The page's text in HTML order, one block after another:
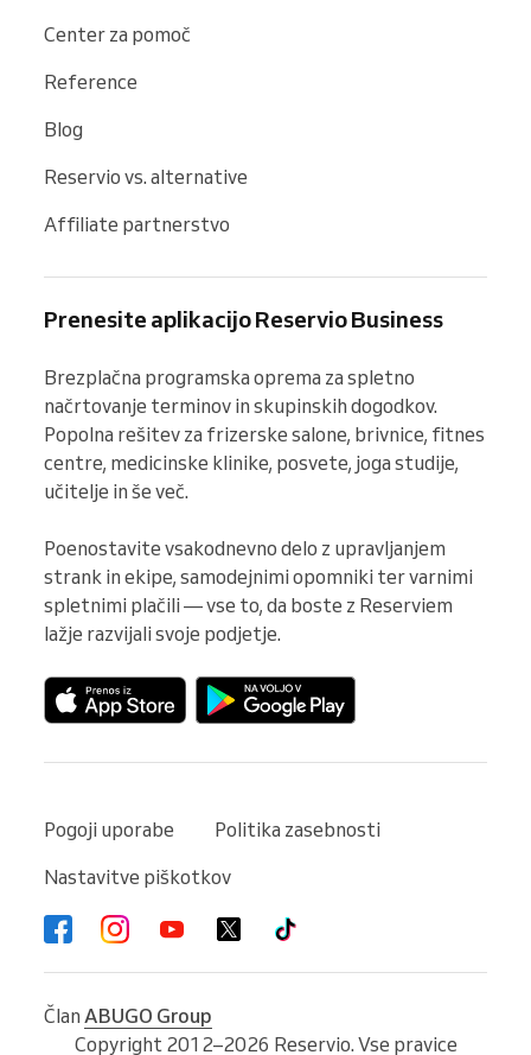
Center za pomoč
Reference
Blog
Reservio vs. alternative
Affiliate partnerstvo
Prenesite aplikacijo Reservio Business
Brezplačna programska oprema za spletno
načrtovanje terminov in skupinskih dogodkov.
Popolna rešitev za frizerske salone, brivnice, fitnes
centre, medicinske klinike, posvete, joga studije,
učitelje in še več.
Poenostavite vsakodnevno delo z upravljanjem
strank in ekipe, samodejnimi opomniki ter varnimi
spletnimi plačili — vse to, da boste z Reserviem
lažje razvijali svoje podjetje.
Pogoji uporabe
Politika zasebnosti
Nastavitve piškotkov
Član ABUGO Group
Copyright 2012–2026 Reservio. Vse pravice